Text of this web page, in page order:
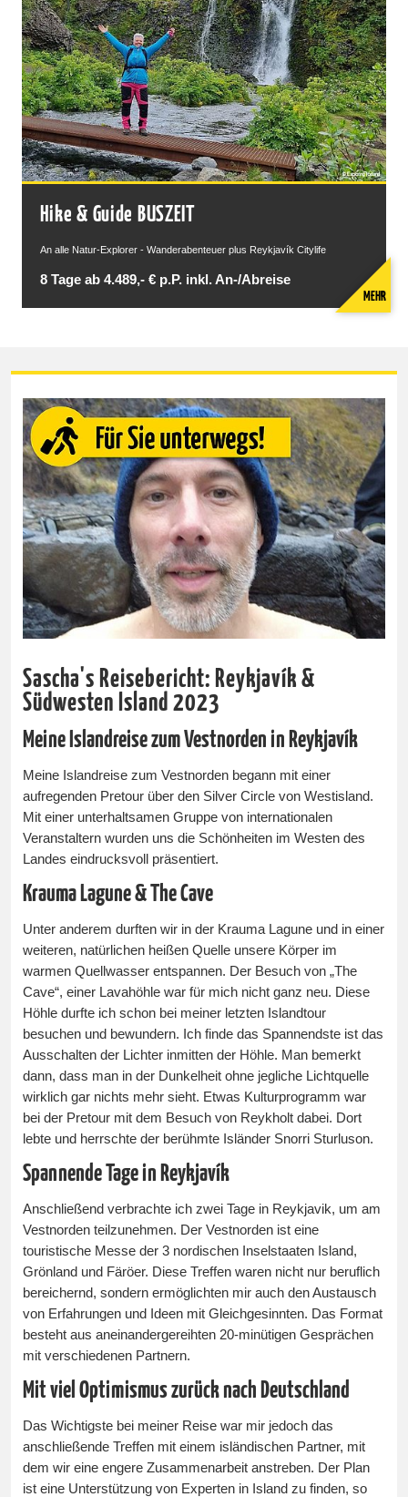
Hike & Guide BUSZEIT
An alle Natur-Explorer - Wanderabenteuer plus Reykjavík Citylife
8 Tage ab 4.489,- € p.P. inkl. An-/Abreise
MEHR
Sascha's Reisebericht: Reykjavík &
Südwesten Island 2023
Meine Islandreise zum Vestnorden in Reykjavík
Meine Islandreise zum Vestnorden begann mit einer
aufregenden Pretour über den Silver Circle von Westisland.
Mit einer unterhaltsamen Gruppe von internationalen
Veranstaltern wurden uns die Schönheiten im Westen des
Landes eindrucksvoll präsentiert.
Krauma Lagune & The Cave
Unter anderem durften wir in der Krauma Lagune und in einer
weiteren, natürlichen heißen Quelle unsere Körper im
warmen Quellwasser entspannen. Der Besuch von „The
Cave“, einer Lavahöhle war für mich nicht ganz neu. Diese
Höhle durfte ich schon bei meiner letzten Islandtour
besuchen und bewundern. Ich finde das Spannendste ist das
Ausschalten der Lichter inmitten der Höhle. Man bemerkt
dann, dass man in der Dunkelheit ohne jegliche Lichtquelle
wirklich gar nichts mehr sieht. Etwas Kulturprogramm war
bei der Pretour mit dem Besuch von Reykholt dabei. Dort
lebte und herrschte der berühmte Isländer Snorri Sturluson.
Spannende Tage in Reykjavík
Anschließend verbrachte ich zwei Tage in Reykjavik, um am
Vestnorden teilzunehmen. Der Vestnorden ist eine
touristische Messe der 3 nordischen Inselstaaten Island,
Grönland und Färöer. Diese Treffen waren nicht nur beruflich
bereichernd, sondern ermöglichten mir auch den Austausch
von Erfahrungen und Ideen mit Gleichgesinnten. Das Format
besteht aus aneinandergereihten 20-minütigen Gesprächen
mit verschiedenen Partnern.
Mit viel Optimismus zurück nach Deutschland
Das Wichtigste bei meiner Reise war mir jedoch das
anschließende Treffen mit einem isländischen Partner, mit
dem wir eine engere Zusammenarbeit anstreben. Der Plan
ist eine Unterstützung von Experten in Island zu finden, so